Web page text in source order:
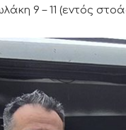
9 – 11 (εντός